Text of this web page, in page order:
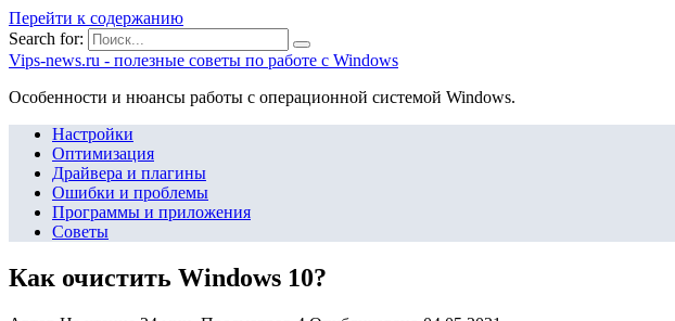
Перейти к содержанию
Search for:
Vips-news.ru - полезные советы по работе с Windows
Особенности и нюансы работы с операционной системой Windows.
Настройки
Оптимизация
Драйвера и плагины
Ошибки и проблемы
Программы и приложения
Советы
Как очистить Windows 10?